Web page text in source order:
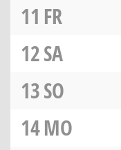
11 FR
12SA
13SO
14MO